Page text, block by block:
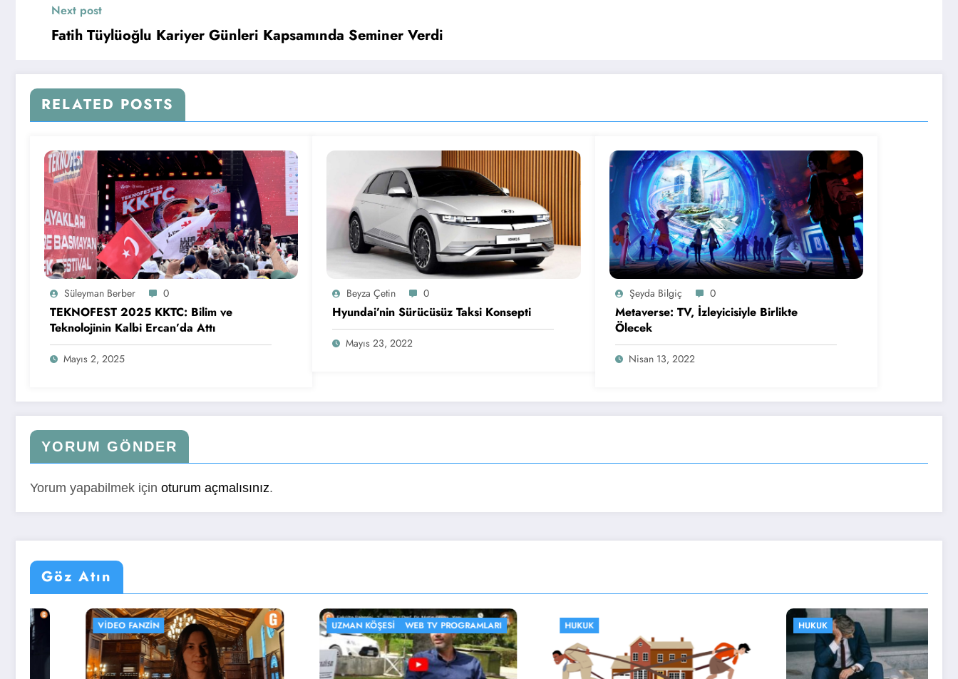
Next post
Fatih Tüylüoğlu Kariyer Günleri Kapsamında Seminer Verdi
RELATED POSTS
Süleyman Berber 0
TEKNOFEST 2025 KKTC: Bilim ve
Teknolojinin Kalbi Ercan’da Attı
Mayıs 2, 2025
Beyza Çetin 0
Hyundai’nin Sürücüsüz Taksi Konsepti
Mayıs 23, 2022
Şeyda Bilgiç 0
Metaverse: TV, İzleyicisiyle Birlikte
Ölecek
Nisan 13, 2022
YORUM GÖNDER
Yorum yapabilmek için oturum açmalısınız.
Göz Atın
VIDEO FANZIN UZMAN KÖŞESI WEB TV PROGRAMLARI HUKUK